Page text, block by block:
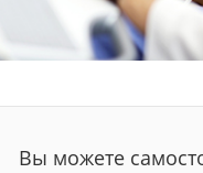
Вы можете